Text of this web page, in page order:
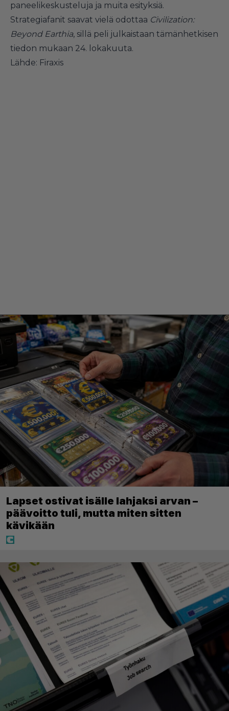
paneelikeskusteluja ja muita esityksiä.
Strategiafanit saavat vielä odottaa Civilization:
Beyond Earthia, sillä peli julkaistaan tämänhetkisen
tiedon mukaan 24. lokakuuta.
Lähde: Firaxis
Lapset ostivat isälle lahjaksi arvan –
päävoitto tuli, mutta miten sitten
kävikään